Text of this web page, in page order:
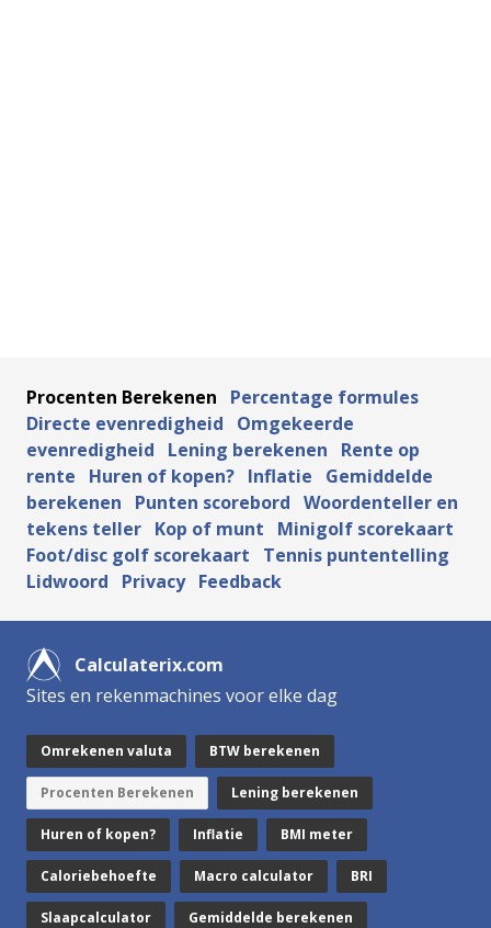
Procenten Berekenen
Percentage formules
Directe evenredigheid
Omgekeerde
evenredigheid
Lening berekenen
Rente op
rente
Huren of kopen? Inflatie
Gemiddelde
berekenen
Punten scorebord Woordenteller en
tekens teller Kop of munt
Minigolf scorekaart
Foot/disc golf scorekaart
Tennis puntentelling
Lidwoord
Privacy Feedback
Calculaterix.com
Sites en rekenmachines voor elke dag
Omrekenen valuta BTW berekenen
Procenten Berekenen Lening berekenen
Huren of kopen? Inflatie BMI meter
Caloriebehoefte Macro calculator BRI
Slaapcalculator Gemiddelde berekenen